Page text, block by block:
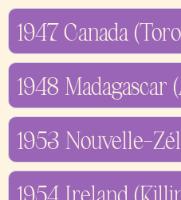
1947 Canada
1948 Madagascar
1953 Nouvelle-
1954 Ireland